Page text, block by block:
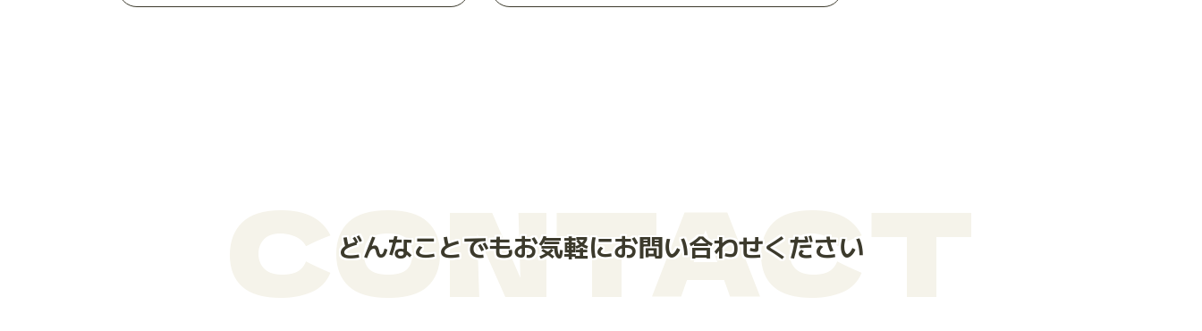
CONTACT
どんなことでもお気軽にお問い合わせください